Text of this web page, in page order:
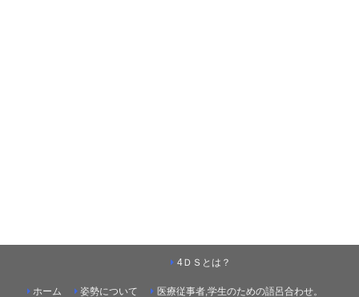
ホーム
4ＤＳとは？
姿勢について
医療従事者,学生のための語呂合わせ。